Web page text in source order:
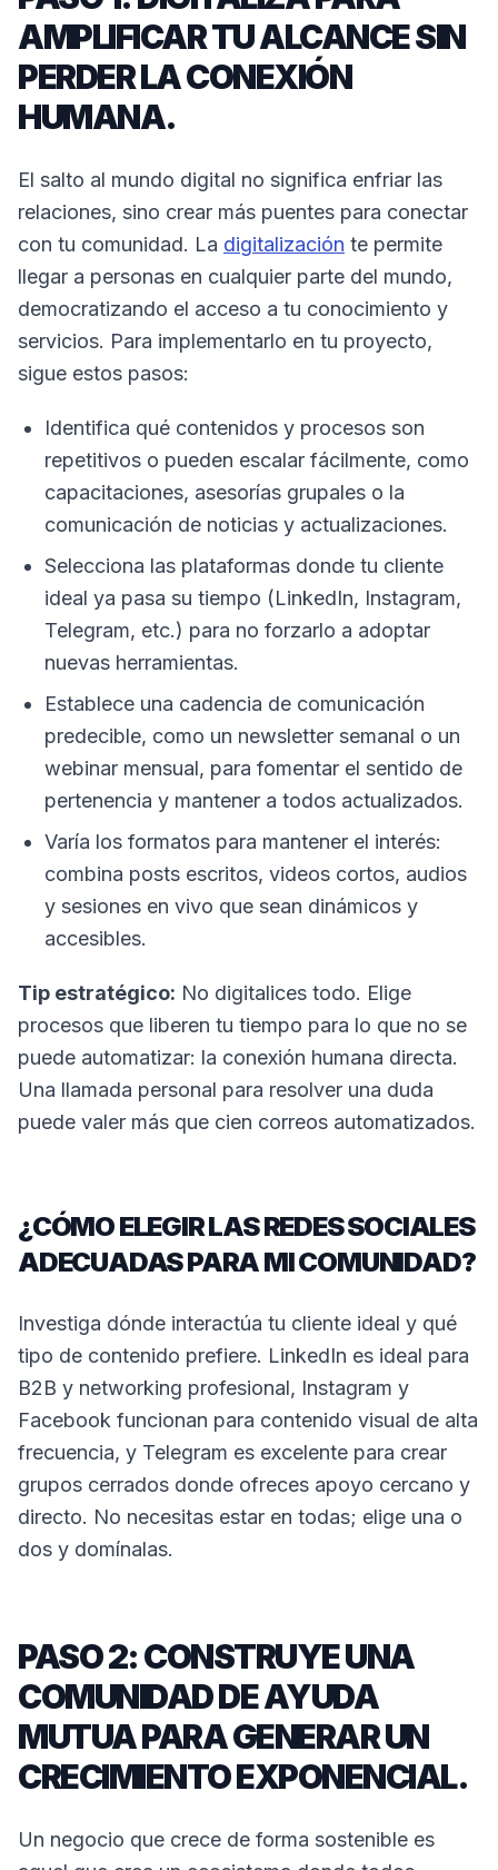
AMPLIFICAR TU ALCANCE SIN
PERDER LA CONEXIÓN
HUMANA.
El salto al mundo digital no significa enfriar las
relaciones, sino crear más puentes para conectar
con tu comunidad. La digitalización te permite
llegar a personas en cualquier parte del mundo,
democratizando el acceso a tu conocimiento y
servicios. Para implementarlo en tu proyecto,
sigue estos pasos:
Identifica qué contenidos y procesos son
repetitivos o pueden escalar fácilmente, como
capacitaciones, asesorías grupales o la
comunicación de noticias y actualizaciones.
Selecciona las plataformas donde tu cliente
ideal ya pasa su tiempo (LinkedIn, Instagram,
Telegram, etc.) para no forzarlo a adoptar
nuevas herramientas.
Establece una cadencia de comunicación
predecible, como un newsletter semanal o un
webinar mensual, para fomentar el sentido de
pertenencia y mantener a todos actualizados.
Varía los formatos para mantener el interés:
combina posts escritos, videos cortos, audios
y sesiones en vivo que sean dinámicos y
accesibles.
Tip estratégico: No digitalices todo. Elige
procesos que liberen tu tiempo para lo que no se
puede automatizar: la conexión humana directa.
Una llamada personal para resolver una duda
puede valer más que cien correos automatizados.
¿CÓMO ELEGIR LAS REDES SOCIALES
ADECUADAS PARA MI COMUNIDAD?
Investiga dónde interactúa tu cliente ideal y qué
tipo de contenido prefiere. LinkedIn es ideal para
B2B y networking profesional, Instagram y
Facebook funcionan para contenido visual de alta
frecuencia, y Telegram es excelente para crear
grupos cerrados donde ofreces apoyo cercano y
directo. No necesitas estar en todas; elige una o
dos y domínalas.
PASO 2: CONSTRUYE UNA
COMUNIDAD DE AYUDA
MUTUA PARA GENERAR UN
CRECIMIENTO EXPONENCIAL.
Un negocio que crece de forma sostenible es